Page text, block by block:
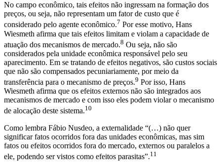
No campo econômico, tais efeitos não ingressam na formação dos
preços, ou seja, não representam um fator de custo que é
considerado pelo agente econômico.7 Por esse motivo, Hans
Wiesmeth afirma que tais efeitos limitam e violam a capacidade de
atuação dos mecanismos de mercado.8 Ou seja, não são
considerados pela unidade econômica responsável pelo seu
aparecimento. Em se tratando de efeitos negativos, são custos sociais
que não são compensados pecuniariamente, por meio da
transferência para o mecanismo de preços.9 Por isso, Hans
Wiesmeth afirma que os efeitos externos não são integrados aos
mecanismos de mercado e com isso eles podem violar o mecanismo
de alocação deste sistema.10
Como lembra Fábio Nusdeo, a externalidade “(…) não quer
significar fatos ocorridos fora das unidades econômicas, mas sim
fatos ou efeitos ocorridos fora do mercado, externos ou paralelos a
ele, podendo ser vistos como efeitos parasitas”.11